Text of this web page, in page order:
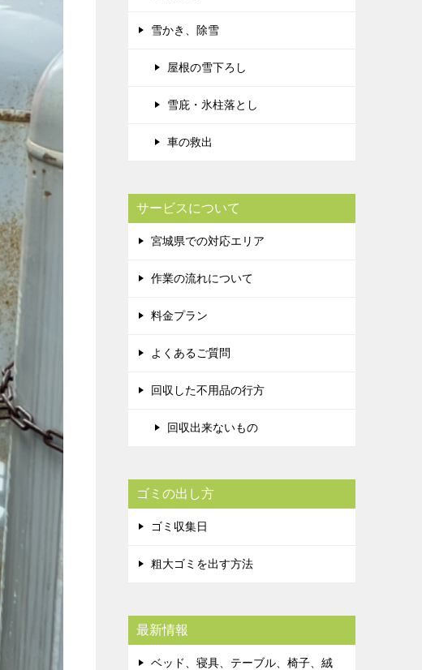
雪かき、除雪
屋根の雪下ろし
雪庇・氷柱落とし
車の救出
サービスについて
宮城県での対応エリア
作業の流れについて
料金プラン
よくあるご質問
回収した不用品の行方
回収出来ないもの
ゴミの出し方
ゴミ収集日
粗大ゴミを出す方法
最新情報
ベッド、寝具、テーブル、椅子、絨